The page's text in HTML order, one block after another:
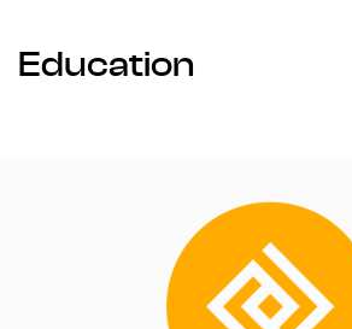
Education for children
Education